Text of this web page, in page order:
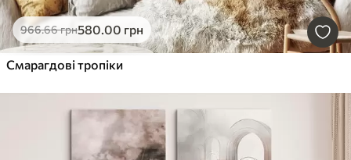
966.66грн580.00 грн
Смарагдові тропіки